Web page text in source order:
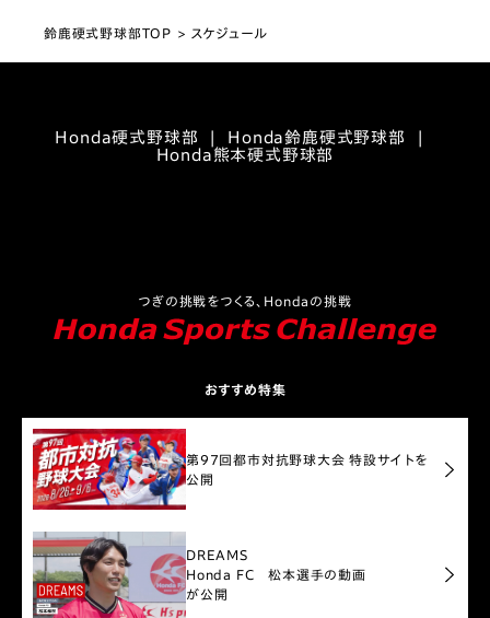
鈴鹿硬式野球部TOP スケジュール
Honda硬式野球部
Honda鈴鹿硬式野球部
Honda熊本硬式野球部
つぎの挑戦をつくる、Hondaの挑戦
おすすめ特集
第97回都市対抗野球大会 特設サイトを
公開
DREAMS
Honda FC 松本選手の動画
が公開